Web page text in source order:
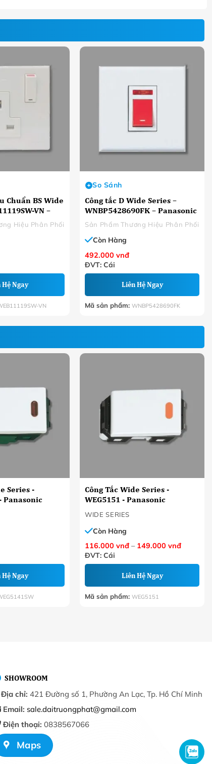
Hiệu Phân Phối
Chuẩn BS Wide
VN –
Hệ Ngay
VN
Sản Phẩm Thương Hiệu Phân Phối
Công tắc D Wide Series –
WNBP5428690FK – Panasonic
So Sánh
Còn Hàng
492.000 vnđ
ĐVT: Cái
Liên Hệ Ngay
Mã sản phẩm: WNBP5428690FK
Series -
Panasonic
Hệ Ngay
WIDE SERIES
Công Tắc Wide Series -
WEG5151 - Panasonic
Còn Hàng
116.000 vnđ – 149.000 vnđKhoảng
116.000
ĐVT: Cái
Liên Hệ Ngay
Mã sản phẩm: WEG5151
SHOWROOM
Địa chỉ: 421 Đường số 1, Phường An Lạc, Tp. Hồ Chí Minh
Email: sale.daitruongphat@gmail.com
Điện thoại: 0838567066
Maps